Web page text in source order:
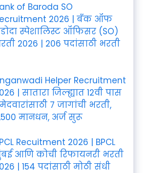
of Baroda SO
2026 | बँक ऑफ
स्पेशालिस्ट ऑफिसर (SO)
2026 | 206 पदांसाठी भरती
Helper Recruitment
| सातारा जिल्ह्यात 12वी पास
7 जागांची भरती,
मानधन, अर्ज सुरू
Recuitment 2026 | BPCL
आणि कोची रिफायनरी भरती
| 154 पदांसाठी मोठी संधी